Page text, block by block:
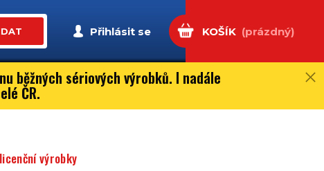
Přihlásit se KOŠÍK (prázdný)
běžných sériových výrobků. I nadále
ČR.
výrobky